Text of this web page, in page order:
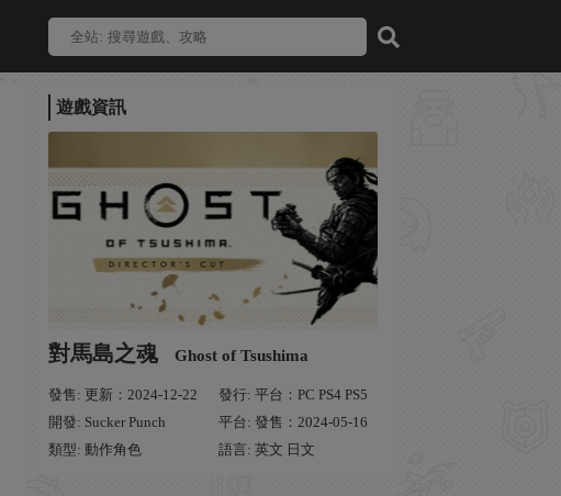
遊戲資訊
對馬島之魂 Ghost of Tsushima
發售: 更新：2024-12-22
發行: 平台：PC PS4 PS5
開發: Sucker Punch
平台: 發售：2024-05-16
類型: 動作角色
語言: 英文 日文